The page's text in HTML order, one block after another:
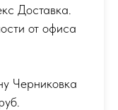
Доставка.
от офиса
Черниковка